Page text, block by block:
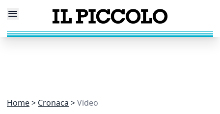
Home Cronaca Video